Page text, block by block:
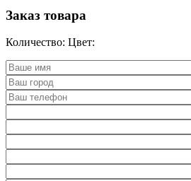
Заказ товара
Количество: Цвет: